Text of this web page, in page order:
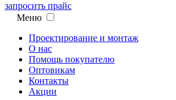
запросить прайс
Меню
Проектирование и монтаж
О нас
Помощь покупателю
Оптовикам
Контакты
Акции